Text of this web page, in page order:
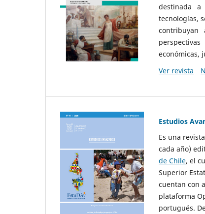
destinada
tecnologías,
contribuyan
económicas,
Ver revista
Estudios
Es una
cada año)
de Chile, el
Superior
cuentan con
plataforma
portugués.